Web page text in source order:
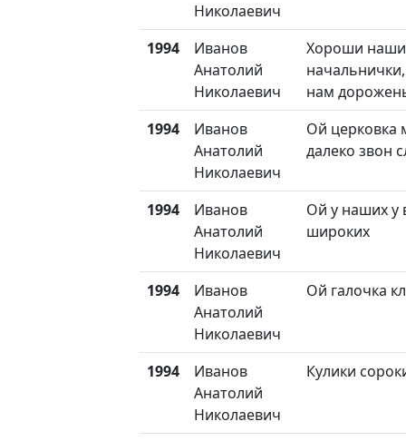
Николаевич
1994
Иванов
Анатолий
Николаевич
Хороши наши
нам
1994
Иванов
Анатолий
Николаевич
Ой церковка
далеко звон
1994
Иванов
Анатолий
Николаевич
Ой у наших у
широких
1994
Иванов
Анатолий
Николаевич
Ой галочка
1994
Иванов
Анатолий
Николаевич
Кулики